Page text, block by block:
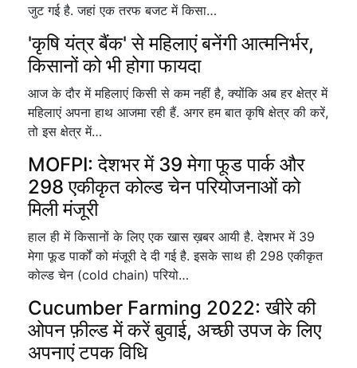
जुट गई है. जहां एक तरफ बजट में किसा…
'कृषि यंत्र बैंक' से महिलाएं बनेंगी आत्मनिर्भर,
किसानों को भी होगा फायदा
आज के दौर में महिलाएं किसी से कम नहीं है, क्योंकि अब हर क्षेत्र में
महिलाएं अपना हाथ आजमा रही हैं. अगर हम बात कृषि क्षेत्र की करें,
तो इस क्षेत्र में…
MOFPI: देशभर में 39 मेगा फूड पार्क और
298 एकीकृत कोल्ड चेन परियोजनाओं को
मिली मंजूरी
हाल ही में किसानों के लिए एक खास ख़बर आयी है. देशभर में 39
मेगा फूड पार्कों को मंजूरी दे दी गई है. इसके साथ ही 298 एकीकृत
कोल्ड चेन (cold chain) परियो…
Cucumber Farming 2022: खीरे की
ओपन फ़ील्ड में करें बुवाई, अच्छी उपज के लिए
अपनाएं टपक विधि